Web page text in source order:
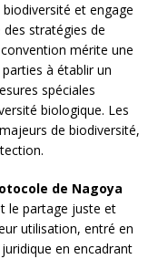
et engage
stratégies de
mérite une
à établir un
spéciales
biologique. Les
de biodiversité,
de Nagoya
le partage juste et
utilisation, entré en
en encadrant